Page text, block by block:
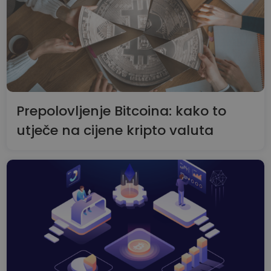
Prepolovljenje Bitcoina: kako to
utječe na cijene kripto valuta